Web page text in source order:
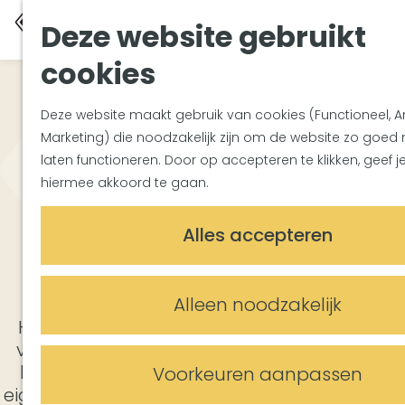
Deze website gebruikt
cookies
Deze website maakt gebruik van cookies (Functioneel,
Marketing) die noodzakelijk zijn om de website zo goed
laten functioneren. Door op accepteren te klikken, geef
hiermee akkoord te gaan.
Alles accepteren
Alleen noodzakelijk
Voorkeuren aanpassen
G
p
a
g
K
a
t
Z
o
e
n
M
u
Met
Met
Plan je
Centrum Vught
Het centrum van Vught heeft ongelofelijk
veel verrassende aantrekkelijke winkels en
lokale ondernemers die het centrum een
eigen identiteit geven. Daarnaast vinden het